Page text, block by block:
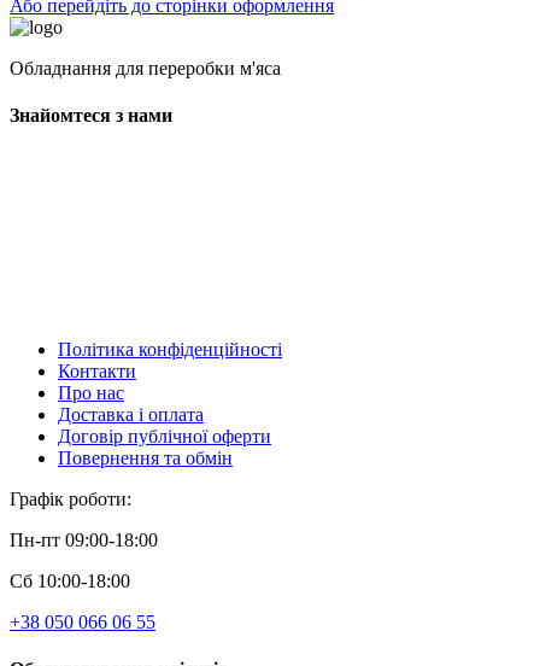
Або перейдіть до сторінки оформлення
Обладнання для переробки м'яса
Знайомтеся з нами
Політика конфіденційності
Контакти
Про нас
Доставка і оплата
Договір публічної оферти
Повернення та обмін
Графік роботи:
Пн-пт 09:00-18:00
Сб 10:00-18:00
+38 050 066 06 55